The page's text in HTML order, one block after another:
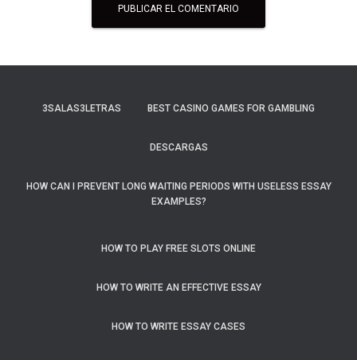
3SALAS3LETRAS BEST CASINO GAMES FOR GAMBLING
DESCARGAS
HOW CAN I PREVENT LONG WAITING PERIODS WITH USELESS ESSAY
EXAMPLES?
HOW TO PLAY FREE SLOTS ONLINE
HOW TO WRITE AN EFFECTIVE ESSAY
HOW TO WRITE ESSAY CASES